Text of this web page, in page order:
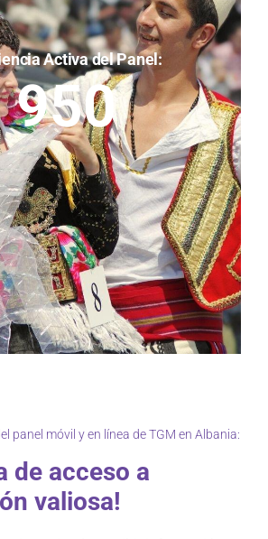
Activa del Panel:
950
panel móvil y en línea de TGM en Albania:
de acceso a
valiosa!